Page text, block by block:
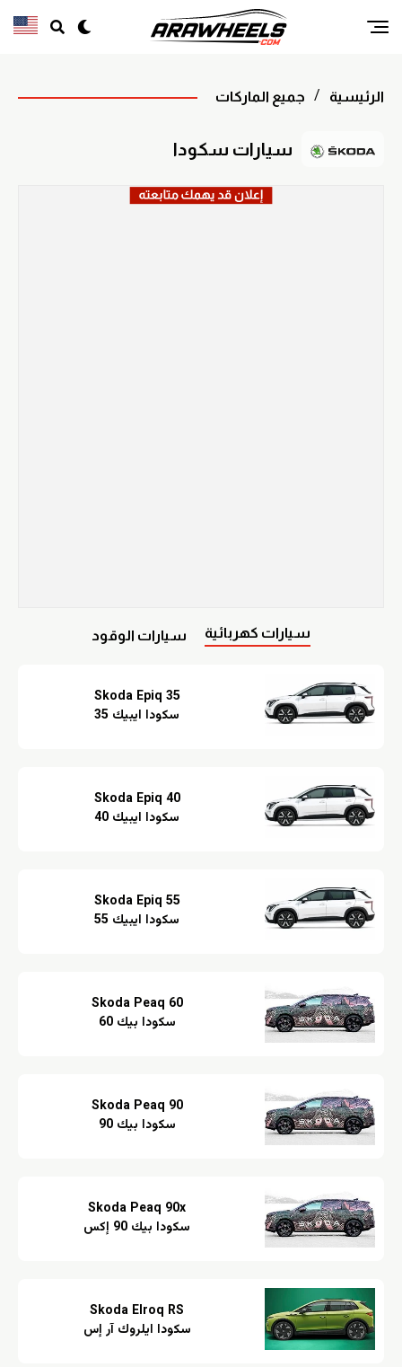
الرئيسية جميع الماركات
سيارات سكودا
سيارات كهربائية سيارات الوقود
Skoda Epiq 35
سكودا ايبيك 35
Skoda Epiq 40
سكودا ايبيك 40
Skoda Epiq 55
سكودا ايبيك 55
Skoda Peaq 60
سكودا بيك 60
Skoda Peaq 90
سكودا بيك 90
Skoda Peaq 90x
سكودا بيك 90 إكس
Skoda Elroq RS
سكودا ايلروك آر إس